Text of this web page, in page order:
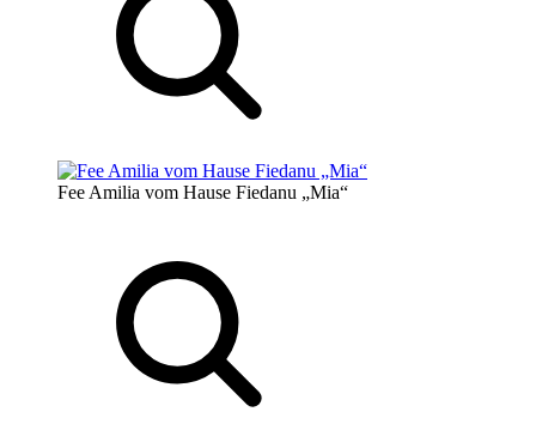
Fee Amilia vom Hause Fiedanu „Mia“